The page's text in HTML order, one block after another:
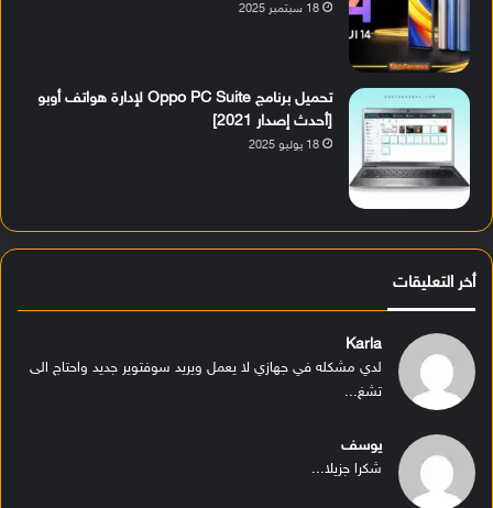
18 سبتمبر 2025
تحميل برنامج Oppo PC Suite لإدارة هواتف أوبو
[أحدث إصدار 2021]
18 يوليو 2025
أخر التعليقات
Karla
لدي مشكله في جهازي لا يعمل ويريد سوفتوير جديد واحتاج الى
تشغ...
يوسف
شكرا جزيلا...